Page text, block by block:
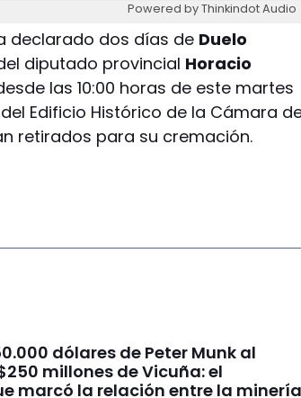
Powered by Thinkindot Audio
declarado dos días de Duelo
diputado provincial Horacio
las 10:00 horas de este martes
Edificio Histórico de la Cámara
retirados para su cremación.
dólares de Peter Munk al
millones de Vicuña: el
marcó la relación entre la minería